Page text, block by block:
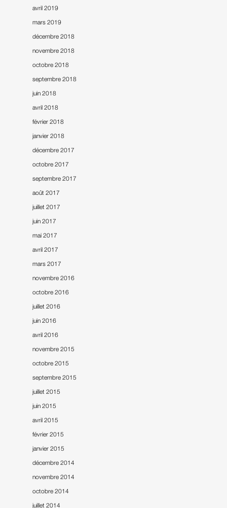
avril 2019
mars 2019
décembre 2018
novembre 2018
octobre 2018
septembre 2018
juin 2018
avril 2018
février 2018
janvier 2018
décembre 2017
octobre 2017
septembre 2017
août 2017
juillet 2017
juin 2017
mai 2017
avril 2017
mars 2017
novembre 2016
octobre 2016
juillet 2016
juin 2016
avril 2016
novembre 2015
octobre 2015
septembre 2015
juillet 2015
juin 2015
avril 2015
février 2015
janvier 2015
décembre 2014
novembre 2014
octobre 2014
juillet 2014